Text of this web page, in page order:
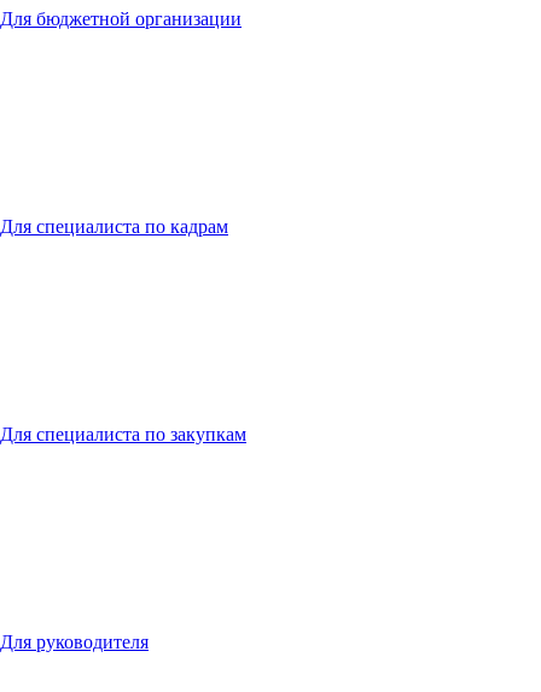
Для бюджетной организации
Для специалиста по кадрам
Для специалиста по закупкам
Для руководителя